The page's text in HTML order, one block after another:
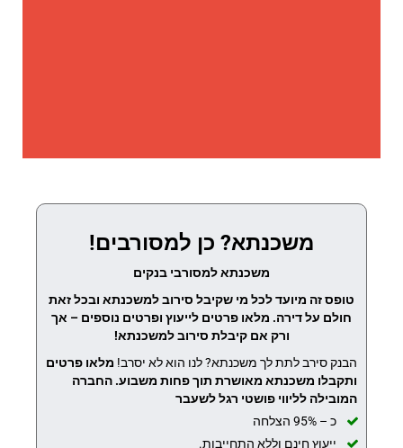
משכנתא? כן למסורבים!
משכנתא למסורבי בנקים
טופס זה מיועד לכל מי שקיבל סירוב למשכנתא ובכל זאת
חולם על דירה. מלאו פרטים לייעוץ ופרטים נוספים – אך
ורק אם קיבלת סירוב למשכנתא!
הבנק סירב לתת לך משכנתא? לנו הוא לא יסרב! מלאו פרטים
ותקבלו משכנתא מאושרת תוך פחות משבוע. החברה
המובילה לליווי פושטי רגל לשעבר
כ – 95% הצלחה
ייעוץ חינם וללא התחייבות.